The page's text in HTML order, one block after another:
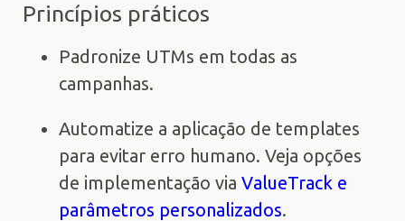
Princípios práticos
Padronize UTMs em todas as
campanhas.
Automatize a aplicação de templates
para evitar erro humano. Veja opções
de implementação via ValueTrack e
parâmetros personalizados.